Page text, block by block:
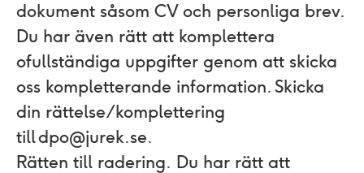
dokument såsom CV och personliga brev.
Du har även rätt att komplettera
ofullständiga uppgifter genom att skicka
oss kompletterande information. Skicka
din rättelse/ komplettering
till dpo@jurek.se.
Rätten till radering. Du har rätt att